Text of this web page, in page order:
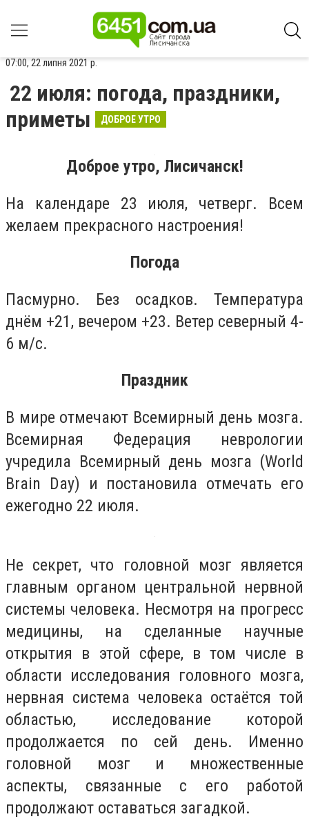
07:00, 22 липня 2021 р.
22 июля: погода, праздники,
приметы
ДОБРОЕ УТРО
Доброе утро, Лисичанск!
На календаре 23 июля, четверг. Всем
желаем прекрасного настроения!
Погода
Пасмурно. Без осадков. Температура
днём +21, вечером +23. Ветер северный 4-
6 м/с.
Праздник
В мире отмечают Всемирный день мозга.
Всемирная Федерация неврологии
учредила Всемирный день мозга (World
Brain Day) и постановила отмечать его
ежегодно 22 июля.
Не секрет, что головной мозг является
главным органом центральной нервной
системы человека. Несмотря на прогресс
медицины, на сделанные научные
открытия в этой сфере, в том числе в
области исследования головного мозга,
нервная система человека остаётся той
областью, исследование которой
продолжается по сей день. Именно
головной мозг и множественные
аспекты, связанные с его работой
продолжают оставаться загадкой.